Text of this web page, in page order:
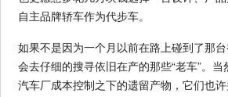
自主品牌轿车作为代步车。
如果不是因为一个月以前在路上碰到了那
会去仔细的搜寻依旧在产的那些“老车”。
汽车厂成本控制之下的遗留产物，它们也